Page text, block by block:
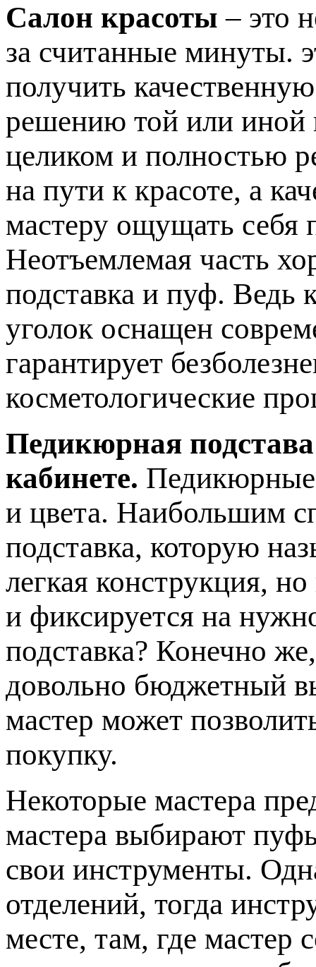
Салон красоты – это
за считанные минуты.
получить
решению той или иной
целиком и полностью
на пути к красоте, а
мастеру ощущать себя
Неотъемлемая часть
подставка и пуф. Ведь
уголок оснащен
гарантирует
косметологические
Педикюрная подстава
кабинете. Педикюрные
и цвета. Наибольшим
подставка, которую
легкая конструкция,
и фиксируется на
подставка? Конечно
довольно бюджетный
мастер может
покупку.
Некоторые мастера
мастера выбирают
свои инструменты.
отделений, тогда
месте, там, где